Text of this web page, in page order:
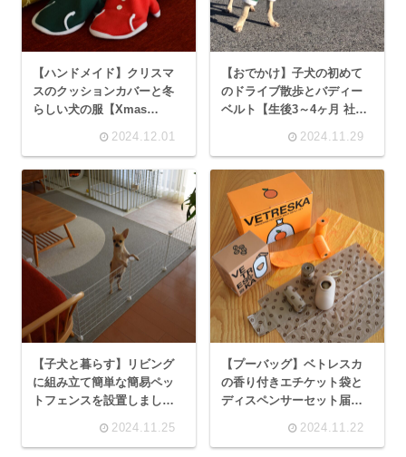
【ハンドメイド】クリスマ
スのクッションカバーと冬
らしい犬の服【Xmas
2024.12.01
【おでかけ】子犬の初めて
のドライブ散歩とバディー
ベルト【生後3～4ヶ月 社会
2024.11.29
【子犬と暮らす】リビング
に組み立て簡単な簡易ペッ
トフェンスを設置しました
2024.11.25
【プーバッグ】ベトレスカ
の香り付きエチケット袋と
ディスペンサーセット届き
2024.11.22